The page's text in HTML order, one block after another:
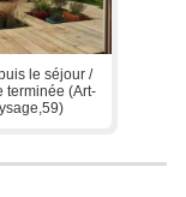
le séjour /
terminée (Art-